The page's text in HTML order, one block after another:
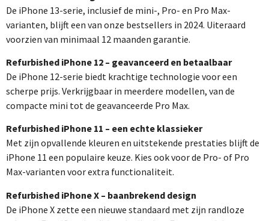
De iPhone 13-serie, inclusief de mini-, Pro- en Pro Max-
varianten, blijft een van onze bestsellers in 2024. Uiteraard
voorzien van minimaal 12 maanden garantie.
Refurbished iPhone 12 – geavanceerd en betaalbaar
De iPhone 12-serie biedt krachtige technologie voor een
scherpe prijs. Verkrijgbaar in meerdere modellen, van de
compacte mini tot de geavanceerde Pro Max.
Refurbished iPhone 11 – een echte klassieker
Met zijn opvallende kleuren en uitstekende prestaties blijft de
iPhone 11 een populaire keuze. Kies ook voor de Pro- of Pro
Max-varianten voor extra functionaliteit.
Refurbished iPhone X – baanbrekend design
De iPhone X zette een nieuwe standaard met zijn randloze